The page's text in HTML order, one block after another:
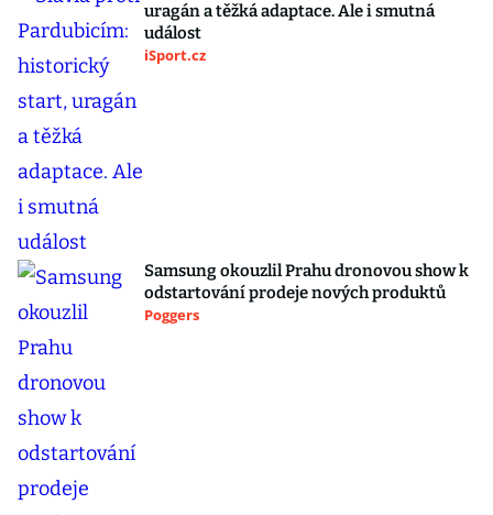
uragán a těžká adaptace. Ale i smutná
událost
iSport.cz
Samsung okouzlil Prahu dronovou show k
odstartování prodeje nových produktů
Poggers